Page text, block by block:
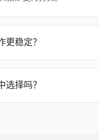
更稳定？
选择吗？